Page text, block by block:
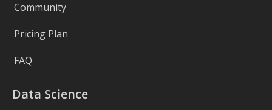
Community
Pricing Plan
FAQ
Data Science